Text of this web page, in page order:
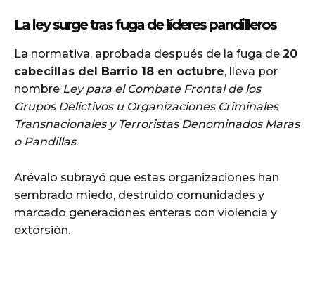
La ley surge tras fuga de líderes pandilleros
La normativa, aprobada después de la fuga de 20
cabecillas del Barrio 18 en octubre, lleva por
nombre Ley para el Combate Frontal de los
Grupos Delictivos u Organizaciones Criminales
Transnacionales y Terroristas Denominados Maras
o Pandillas.
Arévalo subrayó que estas organizaciones han
sembrado miedo, destruido comunidades y
marcado generaciones enteras con violencia y
extorsión.